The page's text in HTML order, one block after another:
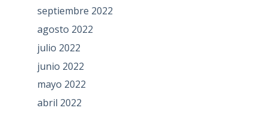
septiembre 2022
agosto 2022
julio 2022
junio 2022
mayo 2022
abril 2022